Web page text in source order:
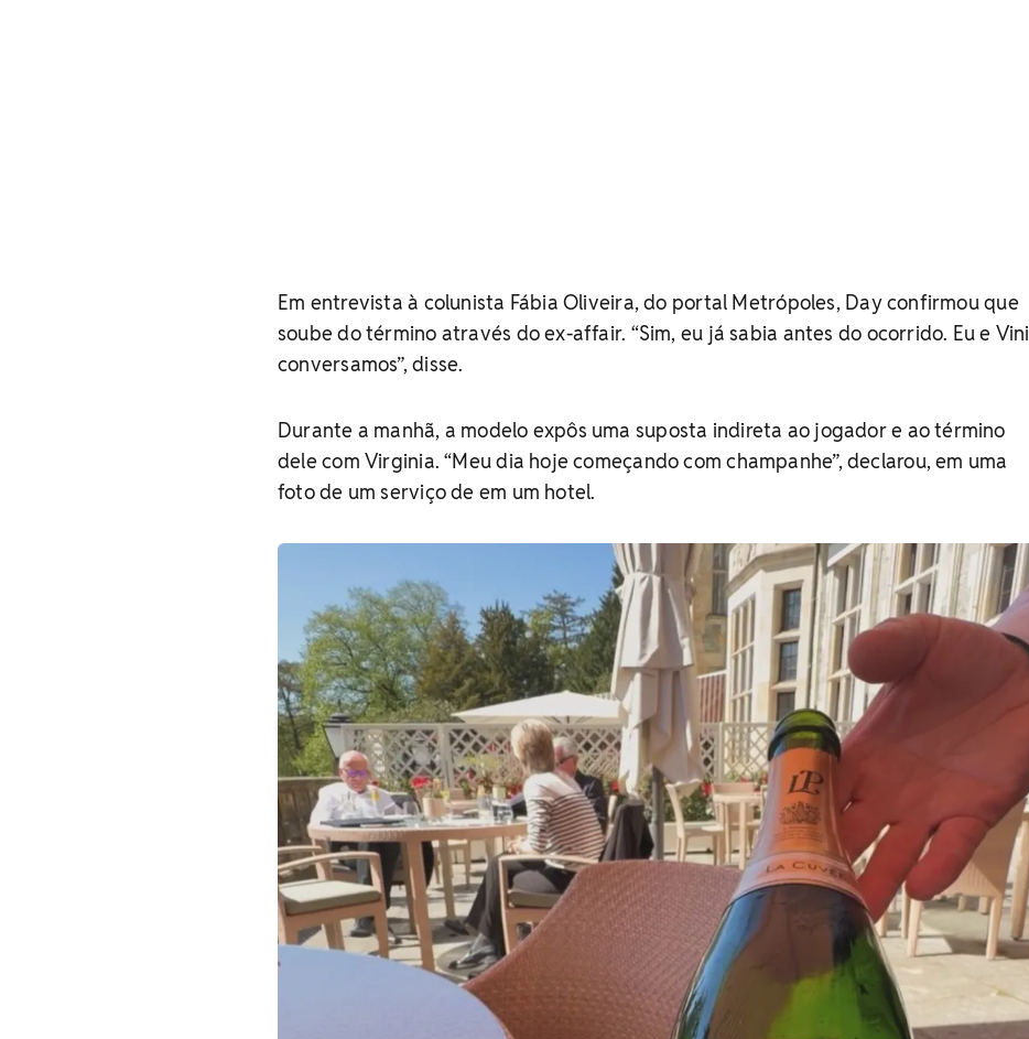
Em entrevista à colunista Fábia Oliveira, do portal Metrópoles, Day confirmou que
soube do término através do ex-affair. “Sim, eu já sabia antes do ocorrido. Eu e Vini
conversamos”, disse.
Durante a manhã, a modelo expôs uma suposta indireta ao jogador e ao término
dele com Virginia. “Meu dia hoje começando com champanhe”, declarou, em uma
foto de um serviço de em um hotel.